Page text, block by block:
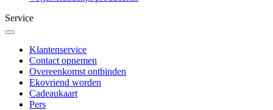
Service
Klantenservice
Contact opnemen
Overeenkomst ontbinden
Ekovriend worden
Cadeaukaart
Pers